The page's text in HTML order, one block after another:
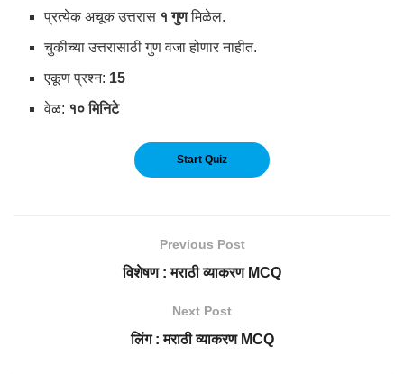
प्रत्येक अचूक उत्तरास १ गुणमिळेल.
चुकीच्या उत्तरासाठी गुण वजा होणार नाहीत.
एकूण प्रश्न: 15
वेळ: १० मिनिटे
Previous Post
विशेषण : मराठी व्याकरण MCQ
Next Post
लिंग : मराठी व्याकरण MCQ